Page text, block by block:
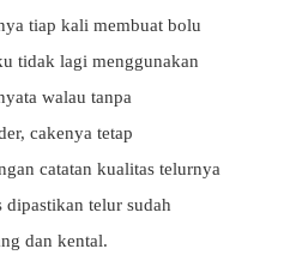
tiap kali membuat bolu
tidak lagi menggunakan
walau tanpa
cakenya tetap
catatan kualitas telurnya
dipastikan telur sudah
dan kental.